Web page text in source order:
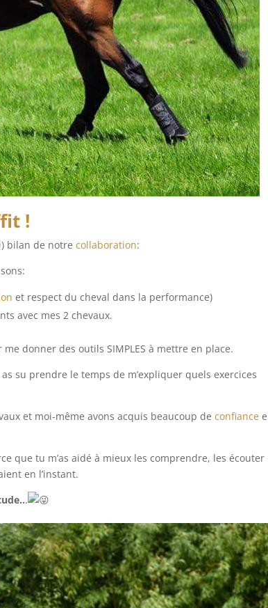
!
) bilan de notrecollaboration:
et respect du cheval dans la performance)
avec mes 2 chevaux.
donner des outils SIMPLES à mettre en place.
su prendre le temps de m’expliquer quels exercices
et moi-même avons acquis beaucoup deconfiance
que tu m’as aidé à mieux les comprendre, les écouter
en l’instant.
.